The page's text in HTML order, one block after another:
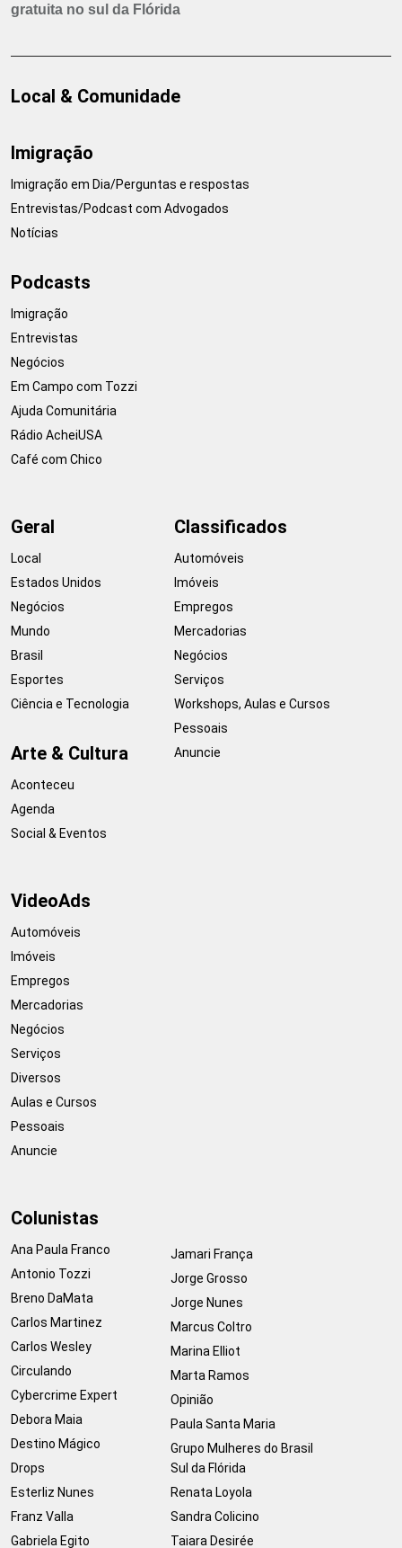
gratuita no sul da Flórida
Local & Comunidade
Imigração
Imigração em Dia/Perguntas e respostas
Entrevistas/Podcast com Advogados
Notícias
Podcasts
Imigração
Entrevistas
Negócios
Em Campo com Tozzi
Ajuda Comunitária
Rádio AcheiUSA
Café com Chico
Geral
Local
Estados Unidos
Negócios
Mundo
Brasil
Esportes
Ciência e Tecnologia
Arte & Cultura
Aconteceu
Agenda
Social & Eventos
Classificados
Automóveis
Imóveis
Empregos
Mercadorias
Negócios
Serviços
Workshops, Aulas e Cursos
Pessoais
Anuncie
VideoAds
Automóveis
Imóveis
Empregos
Mercadorias
Negócios
Serviços
Diversos
Aulas e Cursos
Pessoais
Anuncie
Colunistas
Ana Paula Franco
Antonio Tozzi
Breno DaMata
Carlos Martinez
Carlos Wesley
Circulando
Cybercrime Expert
Debora Maia
Destino Mágico
Drops
Esterliz Nunes
Franz Valla
Gabriela Egito
Jamari França
Jorge Grosso
Jorge Nunes
Marcus Coltro
Marina Elliot
Marta Ramos
Opinião
Paula Santa Maria
Grupo Mulheres do Brasil
Sul da Flórida
Renata Loyola
Sandra Colicino
Taiara Desirée